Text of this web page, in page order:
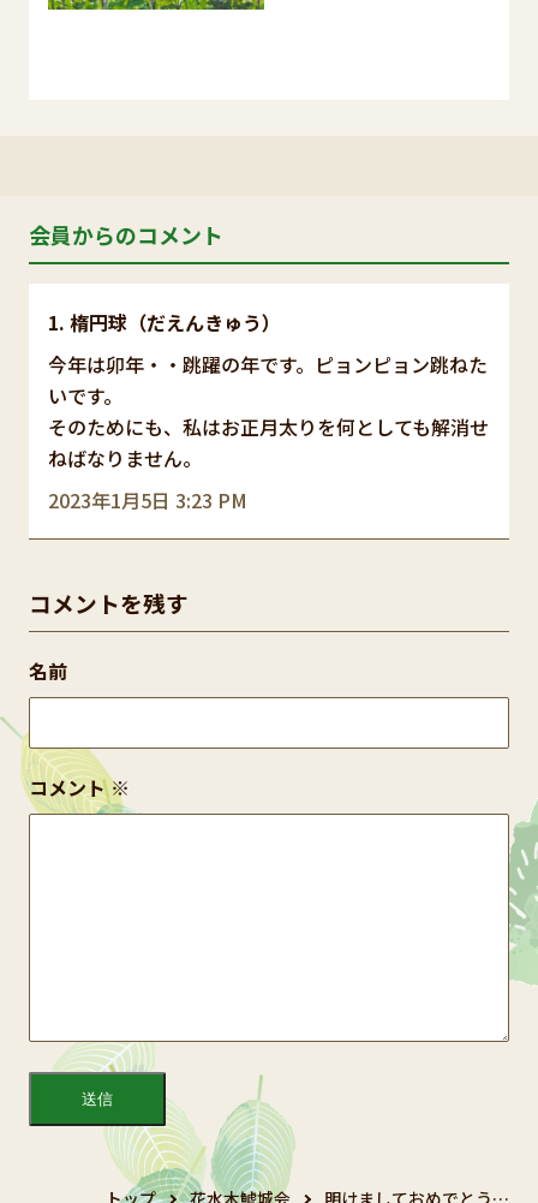
会員からのコメント
楕円球（だえんきゅう）
2023年1月5日 3:23 PM
今年は卯年・・跳躍の年です。ピョンピョン跳ねた
いです。
そのためにも、私はお正月太りを何としても解消せ
ねばなりません。
コメントを残す
コメント※
名前
トップ 花水木鯱城会 明けましておめでとう…